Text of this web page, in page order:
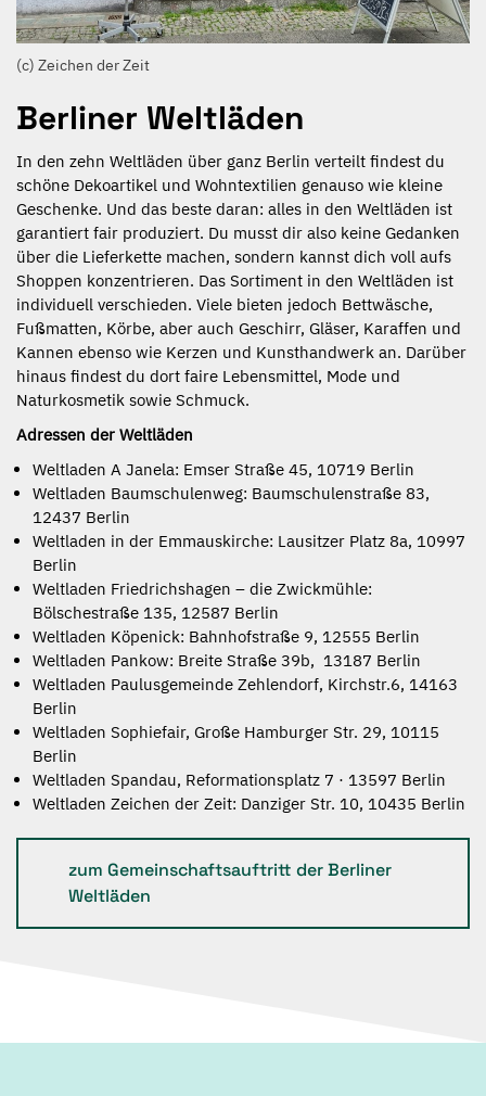
Berliner Weltläden
In den zehn Weltläden über ganz Berlin verteilt findest du
schöne Dekoartikel und Wohntextilien genauso wie kleine
Geschenke. Und das beste daran: alles in den Weltläden ist
garantiert fair produziert. Du musst dir also keine Gedanken
über die Lieferkette machen, sondern kannst dich voll aufs
Shoppen konzentrieren. Das Sortiment in den Weltläden ist
individuell verschieden. Viele bieten jedoch Bettwäsche,
Fußmatten, Körbe, aber auch Geschirr, Gläser, Karaffen und
Kannen ebenso wie Kerzen und Kunsthandwerk an. Darüber
hinaus findest du dort faire Lebensmittel, Mode und
Naturkosmetik sowie Schmuck.
Adressen der Weltläden
Weltladen A Janela: Emser Straße 45, 10719 Berlin
Weltladen Baumschulenweg: Baumschulenstraße 83,
12437 Berlin
Weltladen in der Emmauskirche: Lausitzer Platz 8a, 10997
Berlin
Weltladen Friedrichshagen – die Zwickmühle:
Bölschestraße 135, 12587 Berlin
Weltladen Köpenick: Bahnhofstraße 9, 12555 Berlin
Weltladen Pankow: Breite Straße 39b, 13187 Berlin
Weltladen Paulusgemeinde Zehlendorf, Kirchstr.6, 14163
Berlin
Weltladen Sophiefair, Große Hamburger Str. 29, 10115
Berlin
Weltladen Spandau, Reformationsplatz 7 · 13597 Berlin
Weltladen Zeichen der Zeit: Danziger Str. 10, 10435 Berlin
zum Gemeinschaftsauftritt der Berliner
Weltläden
(c) Zeichen der Zeit